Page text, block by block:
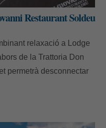
Restaurant Soldeu
relaxació a Lodge
de la Trattoria Don
permetrà desconnectar